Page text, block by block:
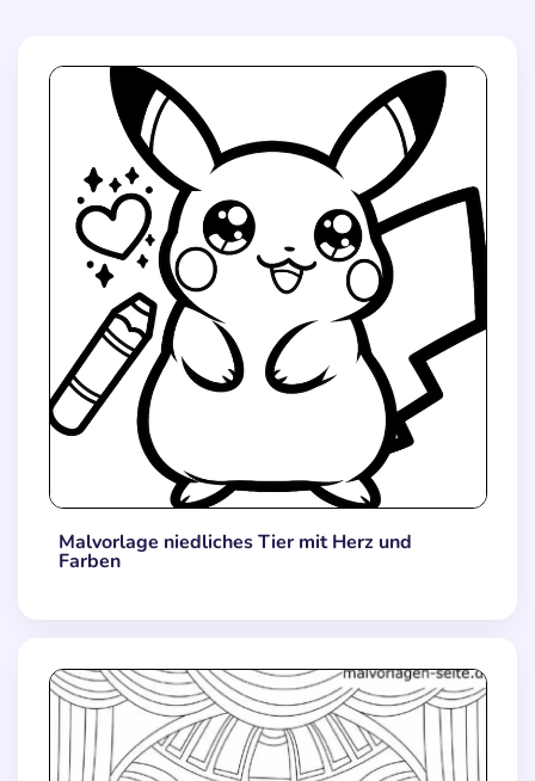
Malvorlage niedliches Tier mit Herz und
Farben